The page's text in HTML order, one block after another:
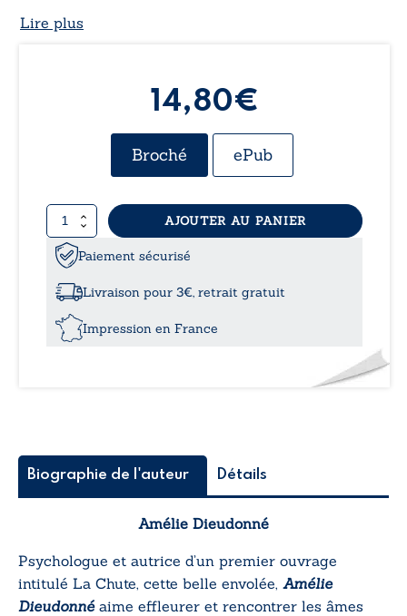
Lire plus
14,80€
Broché ePub
quantité
de
B22,
sortie
de
crise
AJOUTER AU PANIER
Paiement sécurisé
Livraison pour 3€, retrait gratuit
Impression en France
Biographie de l'auteur Détails
Amélie Dieudonné
Psychologue et autrice d’un premier ouvrage
intitulé La Chute, cette belle envolée, Amélie
Dieudonnéaime effleurer et rencontrer les âmes